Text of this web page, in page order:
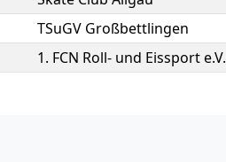
TSuGV Großbettlingen
1. FCN Roll- und Eissport e.V.